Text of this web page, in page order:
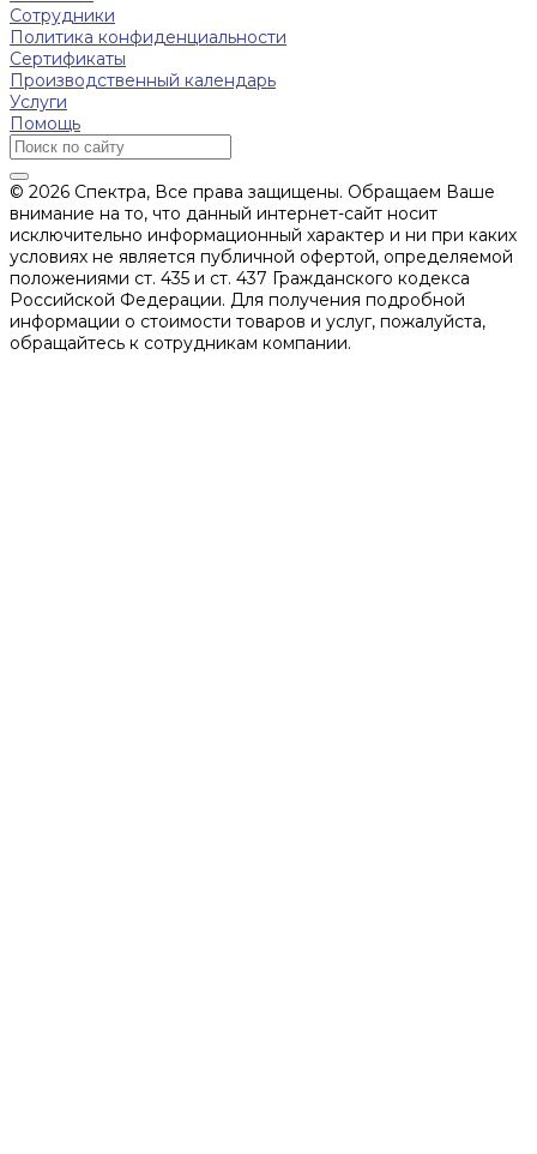
Сотрудники
Политика конфиденциальности
Сертификаты
Производственный календарь
Услуги
Помощь
© 2026 Спектра, Все права защищены. Обращаем Ваше
внимание на то, что данный интернет-сайт носит
исключительно информационный характер и ни при каких
условиях не является публичной офертой, определяемой
положениями ст. 435 и ст. 437 Гражданского кодекса
Российской Федерации. Для получения подробной
информации о стоимости товаров и услуг, пожалуйста,
обращайтесь к сотрудникам компании.